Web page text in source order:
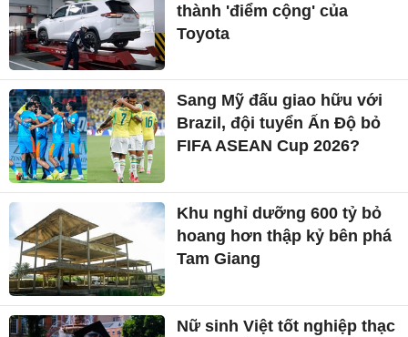
thành 'điểm cộng' của
Toyota
Sang Mỹ đấu giao hữu với
Brazil, đội tuyển Ấn Độ bỏ
FIFA ASEAN Cup 2026?
Khu nghỉ dưỡng 600 tỷ bỏ
hoang hơn thập kỷ bên phá
Tam Giang
Nữ sinh Việt tốt nghiệp thạc